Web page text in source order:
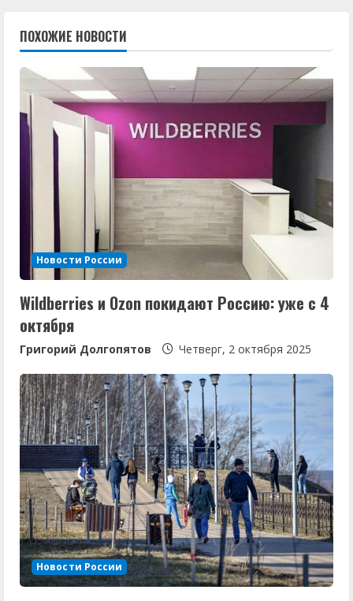
ж
и
т
ь
ч
н
и
е
ПОХОЖИЕ НОВОСТИ
Новости России
Wildberries и Ozon покидают Россию: уже с 4
октября
Григорий Долгопятов Четверг, 2 октября 2025
Новости России